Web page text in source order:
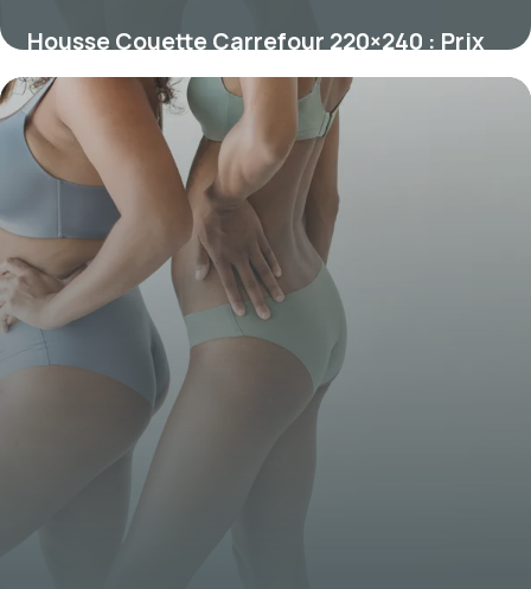
Housse Couette Carrefour 220×240 : Prix
3 décembre 2025